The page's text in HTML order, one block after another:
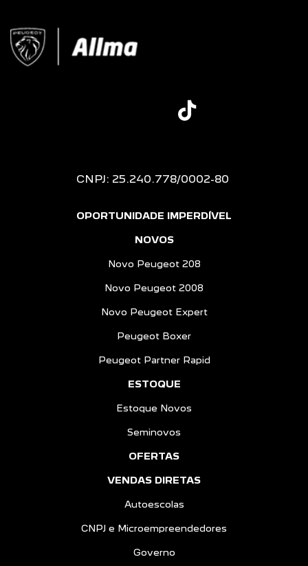
CNPJ: 25.240.778/0002-80
OPORTUNIDADE IMPERDÍVEL
NOVOS
Novo Peugeot 208
Novo Peugeot 2008
Novo Peugeot Expert
Peugeot Boxer
Peugeot Partner Rapid
ESTOQUE
Estoque Novos
Seminovos
OFERTAS
VENDAS DIRETAS
Autoescolas
CNPJ e Microempreendedores
Governo